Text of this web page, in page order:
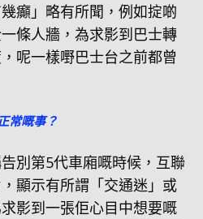
癲」略有所聞，例如掟啲
條人牆，為求影到巴士轉
呢一樣嘢巴士台之前都曾
常嘅事？
別第5代車廂嘅時候，互聯
顯示有所謂「交通迷」或
影到一張佢心目中想要嘅